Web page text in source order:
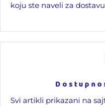
koju ste naveli za
Svi artikli prikazani na